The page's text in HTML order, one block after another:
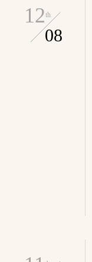
12th
08